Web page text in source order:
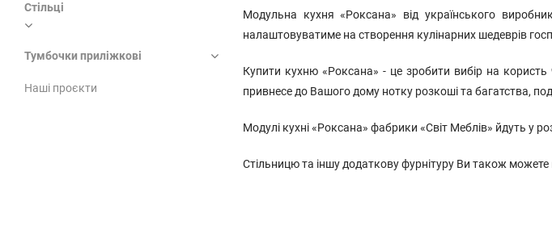
Модульна кухня «Роксана» від українського
налаштовуватиме на створення кулінарних шедеврів
Купити кухню «Роксана» - це зробити вибір на користь
привнесе до Вашого дому нотку розкоші та багатства,
Модулі кухні «Роксана» фабрики «Світ Меблів» йдуть у
Стільницю та іншу додаткову фурнітуру Ви також можете
Стільці
Тумбочки приліжкові
Наші проєкти